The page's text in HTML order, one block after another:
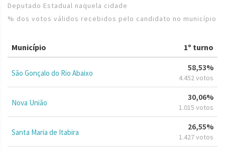
Deputado Estadual naquela cidade
% dos votos válidos recebidos pelo candidato no município
Município 1º turno
São Gonçalo do Rio Abaixo
58,53%
4.452 votos
Nova União
30,06%
1.015 votos
Santa Maria de Itabira
26,55%
1.427 votos